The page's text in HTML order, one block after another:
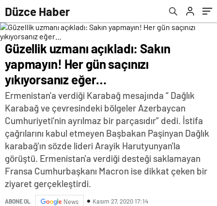
Düzce Haber
Güzellik uzmanı açıkladı: Sakın
yapmayın! Her gün saçınızı
yıkıyorsanız eğer…
Ermenistan'a verdiği Karabağ mesajında “ Dağlık
Karabağ ve çevresindeki bölgeler Azerbaycan
Cumhuriyeti'nin ayrılmaz bir parçasıdır” dedi. İstifa
çağrılarını kabul etmeyen Başbakan Paşinyan Dağlık
karabağ'ın sözde lideri Arayik Harutyunyan'la
görüştü. Ermenistan'a verdiği desteği saklamayan
Fransa Cumhurbaşkanı Macron ise dikkat çeken bir
ziyaret gerçekleştirdi.
ABONE OL News Kasım 27, 2020 17:14